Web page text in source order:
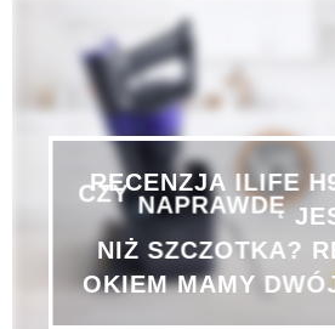
RECENZJA ILIFE
CZY NAPRAWDĘ
NIŻ SZCZOTKA?
OKIEM MAMY